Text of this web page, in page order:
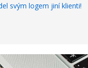
svým logem jiní klienti!